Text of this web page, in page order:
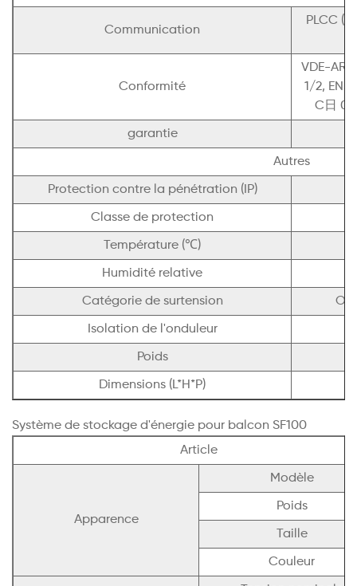
Communication
PLCC
Conformité
VDE-AR-
1/2,
C日 0-
garantie
Autres
Protection contre la pénétration (IP)
Classe de protection
Température (℃)
Humidité relative
Catégorie de surtension
Isolation de l'onduleur
Poids
Dimensions (L*H*P)
Système de stockage d'énergie pour balcon SF100
Article
Apparence
Modèle
Poids
Taille
Couleur